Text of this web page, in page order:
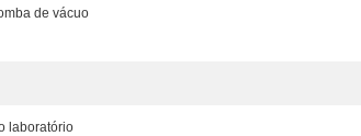
de vácuo
laboratório